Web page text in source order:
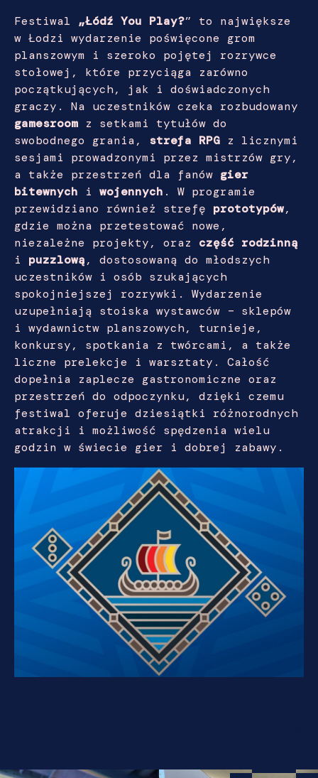
Festiwal „Łódź You Play?” to największe
w Łodzi wydarzenie poświęcone grom
planszowym i szeroko pojętej rozrywce
stołowej, które przyciąga zarówno
początkujących, jak i doświadczonych
graczy. Na uczestników czeka rozbudowany
gamesroom z setkami tytułów do
swobodnego grania, strefa RPG z licznymi
sesjami prowadzonymi przez mistrzów gry,
a także przestrzeń dla fanów gier
bitewnych i wojennych . W programie
przewidziano również strefę prototypów,
gdzie można przetestować nowe,
niezależne projekty, oraz część rodzinną
i puzzlową, dostosowaną do młodszych
uczestników i osób szukających
spokojniejszej rozrywki. Wydarzenie
uzupełniają stoiska wystawców – sklepów
i wydawnictw planszowych, turnieje,
konkursy, spotkania z twórcami, a także
liczne prelekcje i warsztaty. Całość
dopełnia zaplecze gastronomiczne oraz
przestrzeń do odpoczynku, dzięki czemu
festiwal oferuje dziesiątki różnorodnych
atrakcji i możliwość spędzenia wielu
godzin w świecie gier i dobrej zabawy.